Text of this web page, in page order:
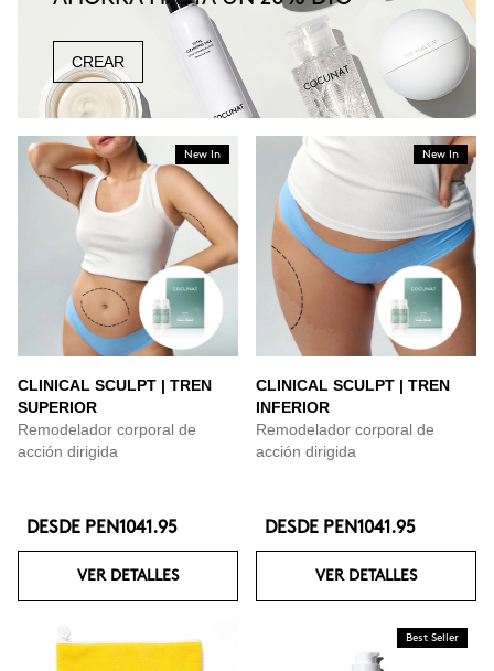
CREAR
New In
CLINICAL SCULPT | TREN
SUPERIOR
Remodelador corporal de
acción dirigida
DESDE PEN1041.95
VER DETALLES
New In
CLINICAL SCULPT | TREN
INFERIOR
Remodelador corporal de
acción dirigida
DESDE PEN1041.95
VER DETALLES
Best Seller